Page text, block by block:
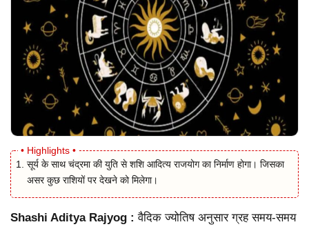
सूर्य के साथ चंद्रमा की युति से शशि आदित्य राजयोग का निर्माण होगा। जिसका
असर कुछ राशियों पर देखने को मिलेगा।
Shashi Aditya Rajyog :वैदिक ज्योतिष अनुसार ग्रह समय-समय